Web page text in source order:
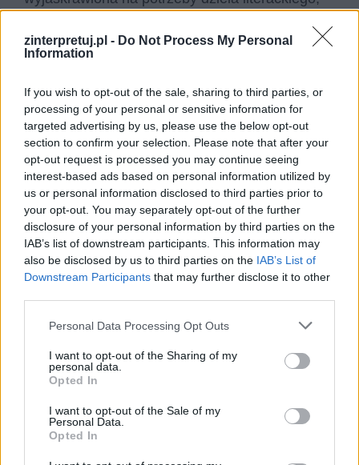
zinterpretuj.pl - Do Not Process My Personal
Information
If you wish to opt-out of the sale, sharing to third parties, or
processing of your personal or sensitive information for
targeted advertising by us, please use the below opt-out
section to confirm your selection. Please note that after your
opt-out request is processed you may continue seeing
interest-based ads based on personal information utilized by
us or personal information disclosed to third parties prior to
your opt-out. You may separately opt-out of the further
disclosure of your personal information by third parties on the
IAB’s list of downstream participants. This information may
also be disclosed by us to third parties on the IAB’s List of
Downstream Participants that may further disclose it to other
Personal Data Processing Opt Outs
I want to opt-out of the Sharing of my
personal data.
Opted In
I want to opt-out of the Sale of my
Personal Data.
Opted In
Fejdippidesa.Chmurysą ważnym dokumentem
jedyne dzieło, w którym pojawia się postać
filozofa, a które zostało napisane za jego życia,
więc było bardziej wiarygodne. Po drugie, jak
wiemy, Sokrates został skazany na śmierć
waśnie przez zarzuty szerzenia deprawujących
nauk wśród młodzieży, co skłania do myśli, że
zarzuty Arystofanesa nie były wyłącznie fikcją.